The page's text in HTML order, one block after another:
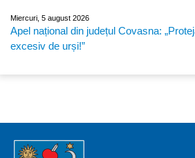
Miercuri, 5 august 2026
Apel național din județul Covasna:
excesiv de urși!”